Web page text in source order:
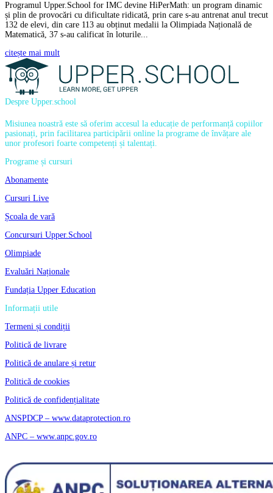
Programul Upper.School for IMC devine HiPerMath: un program dinamic
și plin de provocări cu dificultate ridicată, prin care s-au antrenat anul trecut
132 de elevi, din care 113 au obținut medalii la Olimpiada Națională de
Matematică, 37 s-au calificat în loturile...
citește mai mult
Despre Upper.school
Misiunea noastră este să oferim accesul la educație de performanță copiilor
pasionați, prin facilitarea participării online la programe de învățare ale
unor profesori foarte competenți și talentați.
Programe și cursuri
Abonamente
Cursuri Live
Școala de vară
Concursuri Upper.School
Olimpiade
Evaluări Naționale
Fundația Upper Education
Informații utile
Termeni și condiții
Politică de livrare
Politică de anulare și retur
Politică de cookies
Politică de confidențialitate
ANSPDCP – www.dataprotection.ro
ANPC – www.anpc.gov.ro